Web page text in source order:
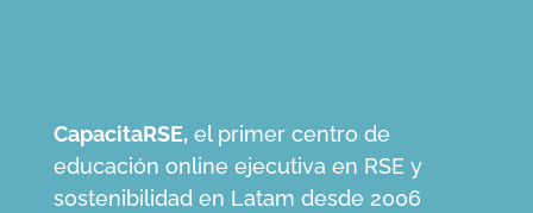
CapacitaRSE, el primer centro de
educación online ejecutiva en RSE y
sostenibilidad en Latam desde 2006